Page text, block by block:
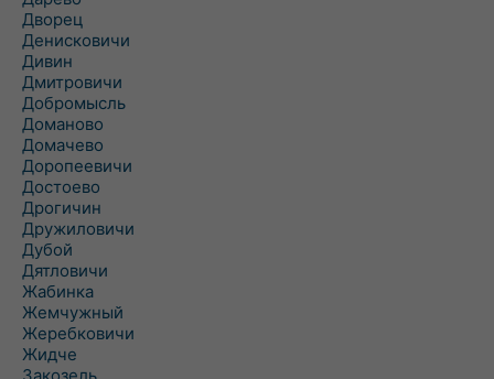
Дворец
Денисковичи
Дивин
Дмитровичи
Добромысль
Доманово
Домачево
Доропеевичи
Достоево
Дрогичин
Дружиловичи
Дубой
Дятловичи
Жабинка
Жемчужный
Жеребковичи
Жидче